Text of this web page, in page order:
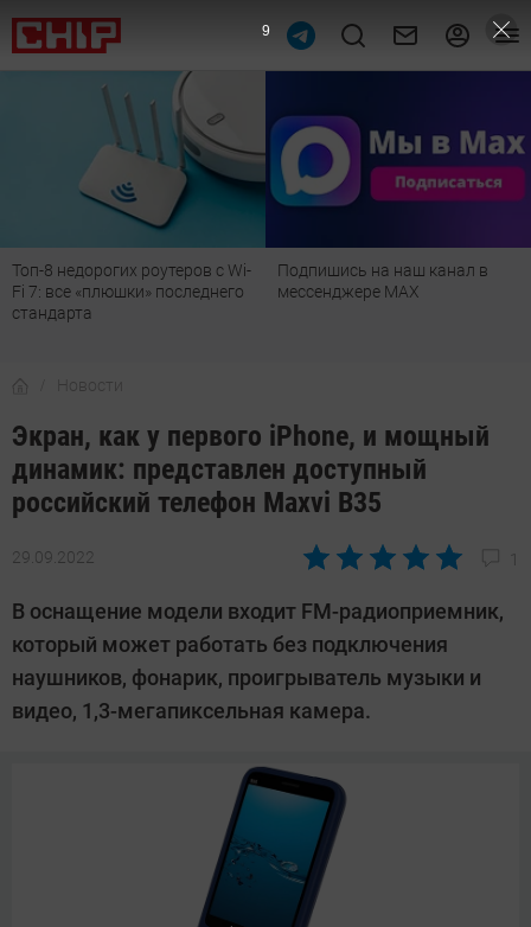
Топ-8 недорогих роутеров с Wi-
Fi 7: все «плюшки» последнего
стандарта
Подпишись на наш канал в
мессенджере МАХ
Новости
Экран, как у первого iPhone, и мощный
динамик: представлен доступный
российский телефон Maxvi B35
29.09.2022
Автор:
Кошик
В оснащение модели входит FM-радиоприемник,
который может работать без подключения
наушников, фонарик, проигрыватель музыки и
видео, 1,3-мегапиксельная камера.
8